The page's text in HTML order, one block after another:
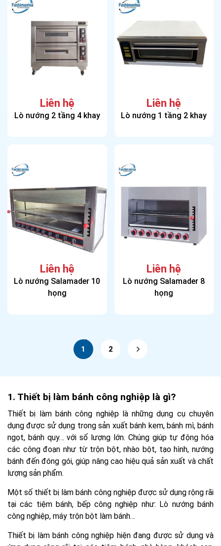
Lò nướng 2 tầng 4 khay
Liên hệ
Lò nướng 1 tầng 2 khay
Liên hệ
Lò nướng Salamader 10
họng
Liên hệ
Lò nướng Salamader 8
họng
Liên hệ
1 2
1. Thiết bị làm bánh công nghiệp là gì?
Thiết bị làm bánh công nghiệp là những dụng cụ chuyên
dụng được sử dụng trong sản xuất bánh kem, bánh mì, bánh
ngọt, bánh quy… với số lượng lớn. Chúng giúp tự động hóa
các công đoạn như từ trộn bột, nhào bột, tạo hình, nướng
bánh đến đóng gói, giúp nâng cao hiệu quả sản xuất và chất
lượng sản phẩm.
Một số thiết bị làm bánh công nghiệp được sử dụng rộng rãi
tại các tiệm bánh, bếp công nghiệp như: Lò nướng bánh
công nghiệp, máy trộn bột làm bánh…
Thiết bị làm bánh công nghiệp hiện đang được sử dụng và